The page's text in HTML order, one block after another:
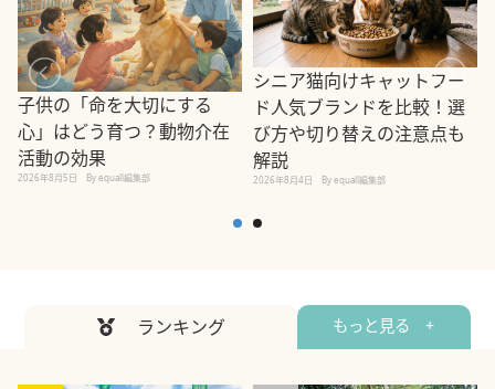
子供の「命を大切にする
心」はどう育つ？動物介在
活動の効果
2026年8月5日 By equall編集部
シニア猫向けキャットフー
ド人気ブランドを比較！選
び方や切り替えの注意点も
解説
2026年8月4日 By equall編集部
ランキング もっと見る +